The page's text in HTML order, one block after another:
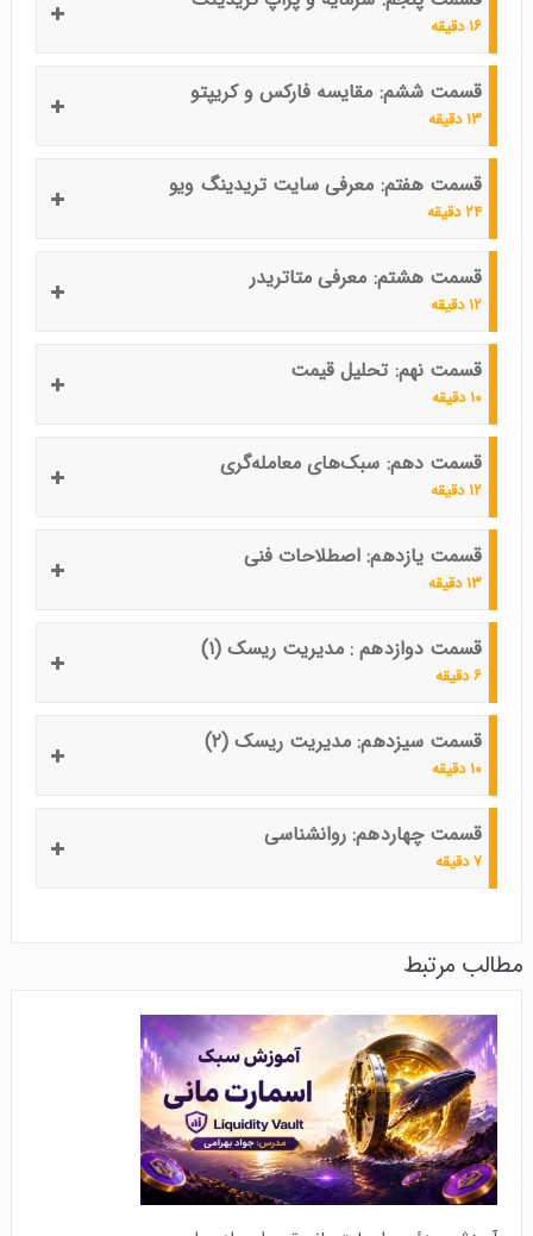
۱۶ دقیقه
قسمت ششم: مقایسه فارکس و کریپتو
۱۳ دقیقه
قسمت هفتم: معرفی سایت تریدینگ ویو
۲۴ دقیقه
قسمت هشتم: معرفی متاتریدر
۱۲ دقیقه
قسمت نهم: تحلیل قیمت
۱۰ دقیقه
قسمت دهم: سبک‌های معامله‌گری
۱۲ دقیقه
قسمت یازدهم: اصطلاحات فنی
۱۳ دقیقه
قسمت دوازدهم : مدیریت ریسک (۱)
۶ دقیقه
قسمت سیزدهم: مدیریت ریسک (۲)
۱۰ دقیقه
قسمت چهاردهم: روانشناسی
۷ دقیقه
مطالب مرتبط